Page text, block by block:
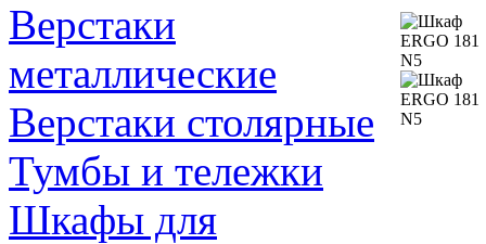
Верстаки
металлические
Верстаки столярные
Тумбы и тележки
Шкафы для